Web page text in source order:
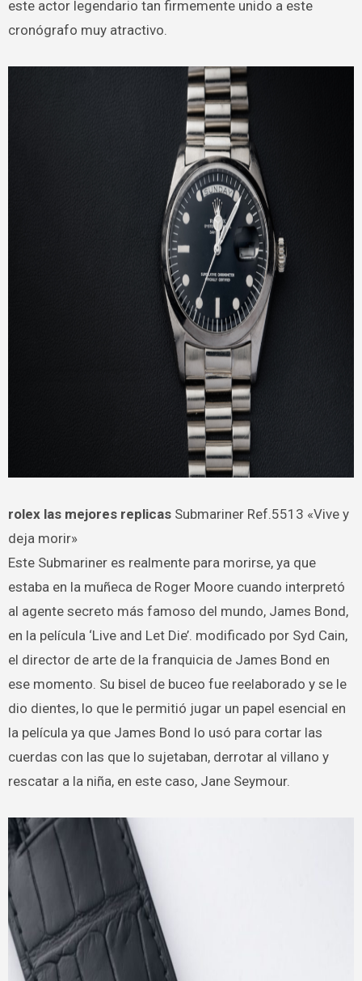
este actor legendario tan firmemente unido a este
cronógrafo muy atractivo.
rolex las mejores replicasSubmariner Ref.5513 «Vive y
deja morir»
Este Submariner es realmente para morirse, ya que
estaba en la muñeca de Roger Moore cuando interpretó
al agente secreto más famoso del mundo, James Bond,
en la película ‘Live and Let Die’. modificado por Syd Cain,
el director de arte de la franquicia de James Bond en
ese momento. Su bisel de buceo fue reelaborado y se le
dio dientes, lo que le permitió jugar un papel esencial en
la película ya que James Bond lo usó para cortar las
cuerdas con las que lo sujetaban, derrotar al villano y
rescatar a la niña, en este caso, Jane Seymour.